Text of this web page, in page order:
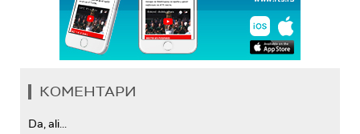
КОМЕНТАРИ
Da, ali...